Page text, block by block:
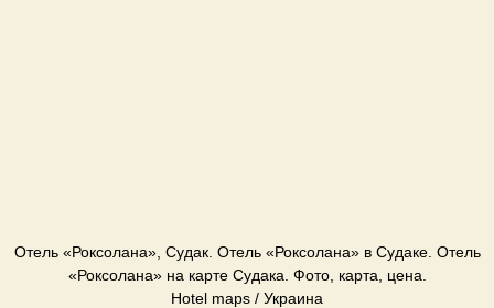
Отель «Роксолана», Судак. Отель «Роксолана» в Судаке. Отель
«Роксолана» на карте Судака. Фото, карта, цена.
Hotel maps / Украина